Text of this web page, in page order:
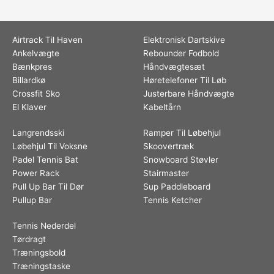
Airtrack Til Haven
Ankelvægte
Bænkpres
Billardkø
Crossfit Sko
El Klaver
Elektronisk Dartskive
Rebounder Fodbold
Håndvægtesæt
Høretelefoner Til Løb
Justerbare Håndvægte
Kabeltårn
Langrendsski
Løbehjul Til Voksne
Padel Tennis Bat
Power Rack
Pull Up Bar Til Dør
Pullup Bar
Ramper Til Løbehjul
Skoovertræk
Snowboard Støvler
Stairmaster
Sup Paddleboard
Tennis Ketcher
Tennis Nederdel
Tørdragt
Træningsbold
Træningstaske